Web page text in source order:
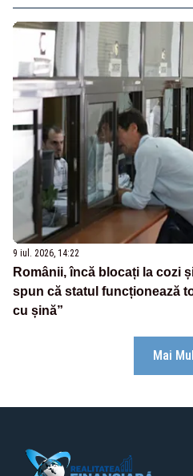
9 iul. 2026, 14:22
Românii, încă blocați la cozi
spun că statul funcționează
cu șină”
Mai